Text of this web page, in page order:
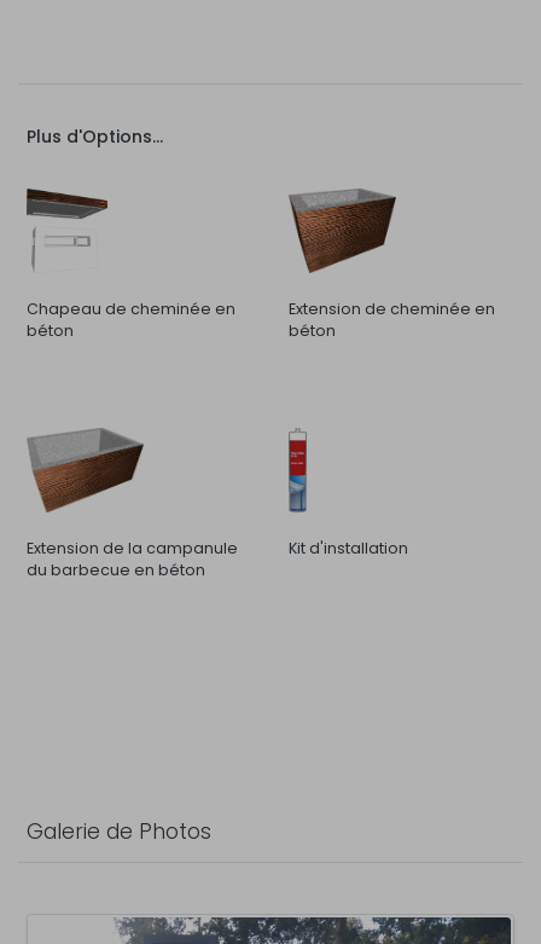
Plus d'Options...
Chapeau de cheminée en
béton
Extension de cheminée en
béton
Extension de la campanule
du barbecue en béton
Kit d'installation
Galerie de Photos